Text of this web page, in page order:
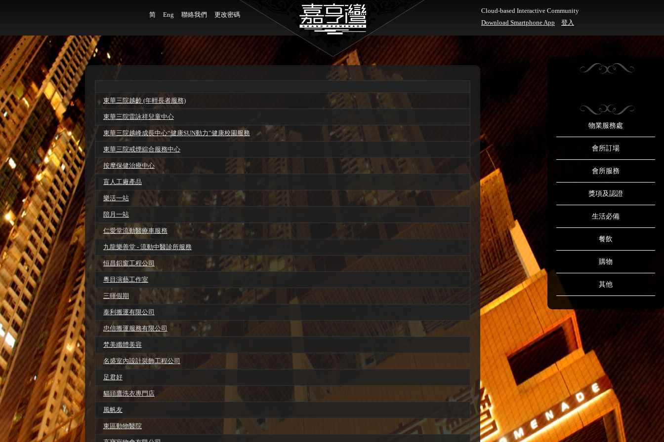
简 Eng 聯絡我們 更改密碼
Cloud-based Interactive Community
Download Smartphone App
登入
物業服務處
會所訂場
會所服務
獎項及認證
生活必備
餐飲
購物
其他
東華三院越齡 (年輕長者服務)
東華三院雷詠祥兒童中心
東華三院越峰成長中心“健康SUN動力”健康校園服務
東華三院戒煙綜合服務中心
按摩保健治療中心
盲人工廠產品
樂活一站
陪月一站
仁愛堂流動醫療車服務
九龍樂善堂 - 流動中醫診所服務
恒昌鋁窗工程公司
粵目演藝工作室
三暉假期
泰利搬運有限公司
忠信搬運服務有限公司
梵美纖體美容
名盛室內設計裝飾工程公司
足君好
貓頭鷹洗衣專門店
風帆友
東區動物醫院